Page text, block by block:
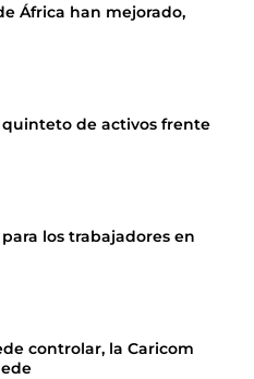
África han mejorado,
de activos frente
los trabajadores en
controlar, la Caricom